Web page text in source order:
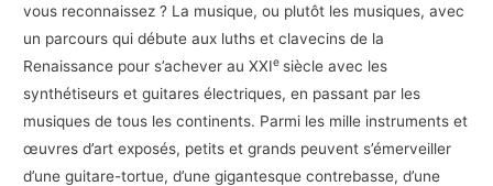
vous reconnaissez ? La musique, ou plutôt les musiques, avec
un parcours qui débute aux luths et clavecins de la
Renaissance pour s’achever au XXIe siècle avec les
synthétiseurs et guitares électriques, en passant par les
musiques de tous les continents. Parmi les mille instruments et
œuvres d’art exposés, petits et grands peuvent s’émerveiller
d’une guitare-tortue, d’une gigantesque contrebasse, d’une